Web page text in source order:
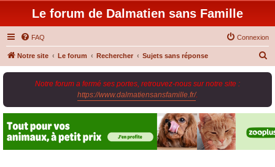
Le forum de Dalmatien sans Famille
FAQ Connexion
Notre site Le forum Rechercher Sujets sans réponse
e
r
Notre forum a fermé ses portes, retrouvez-nous sur notre site :
https://www.dalmatiensansfamille.fr/.